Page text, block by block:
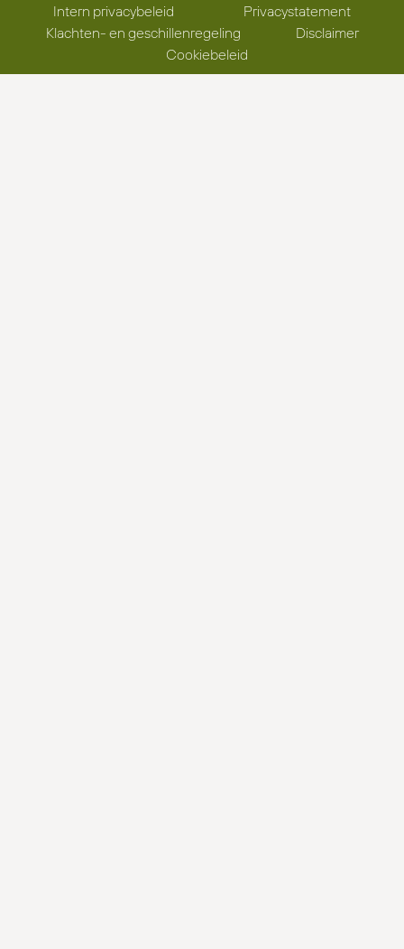
Intern privacybeleid
Privacystatement
Klachten- en geschillenregeling
Disclaimer
Cookiebeleid